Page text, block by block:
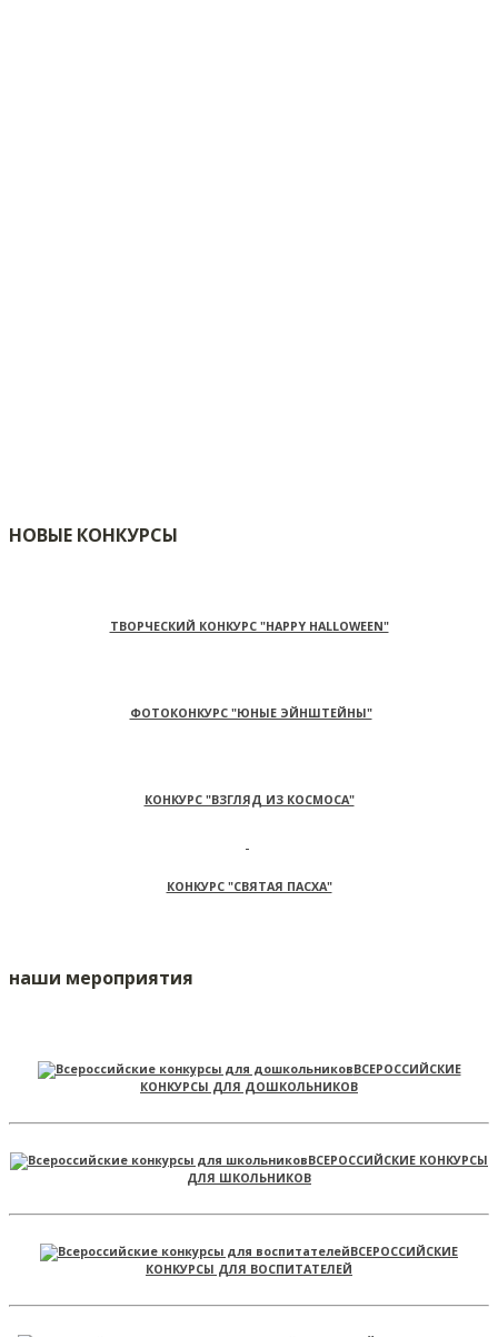
НОВЫЕ КОНКУРСЫ
ТВОРЧЕСКИЙ КОНКУРС "HAPPY HALLOWEEN"
ФОТОКОНКУРС "ЮНЫЕ ЭЙНШТЕЙНЫ"
КОНКУРС "ВЗГЛЯД ИЗ КОСМОСА"
КОНКУРС "СВЯТАЯ ПАСХА"
наши мероприятия
ВСЕРОССИЙСКИЕ
КОНКУРСЫ ДЛЯ ДОШКОЛЬНИКОВ
ВСЕРОССИЙСКИЕ КОНКУРСЫ
ДЛЯ ШКОЛЬНИКОВ
ВСЕРОССИЙСКИЕ
КОНКУРСЫ ДЛЯ ВОСПИТАТЕЛЕЙ